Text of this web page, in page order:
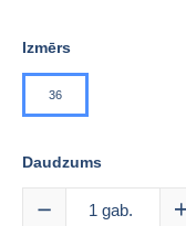
Izmērs
36
Daudzums
1 gab.